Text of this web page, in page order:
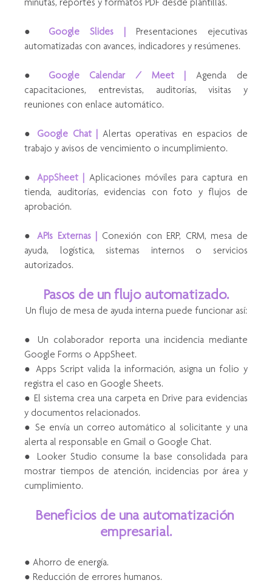
● Google Slides | Presentaciones ejecutivas
automatizadas con avances, indicadores y resúmenes.
● Google Calendar / Meet | Agenda de
capacitaciones, entrevistas, auditorías, visitas y
reuniones con enlace automático.
● Google Chat | Alertas operativas en espacios de
trabajo y avisos de vencimiento o incumplimiento.
● AppSheet | Aplicaciones móviles para captura en
tienda, auditorías, evidencias con foto y flujos de
aprobación.
● APIs Externas | Conexión con ERP, CRM, mesa de
ayuda, logística, sistemas internos o servicios
autorizados.
Pasos de un flujo automatizado.
Un flujo de mesa de ayuda interna puede funcionar así:
● Un colaborador reporta una incidencia mediante
Google Forms o AppSheet.
● Apps Script valida la información, asigna un folio y
registra el caso en Google Sheets.
● El sistema crea una carpeta en Drive para evidencias
y documentos relacionados.
● Se envía un correo automático al solicitante y una
alerta al responsable en Gmail o Google Chat.
● Looker Studio consume la base consolidada para
mostrar tiempos de atención, incidencias por área y
cumplimiento.
Beneficios de una automatización
empresarial.
● Ahorro de energía.
● Reducción de errores humanos.